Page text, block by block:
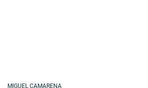
MIGUEL CAMARENA